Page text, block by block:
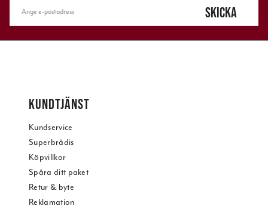
SKICKA
KUNDTJÄNST
Kundservice
Superbrådis
Köpvillkor
Spåra ditt paket
Retur & byte
Reklamation